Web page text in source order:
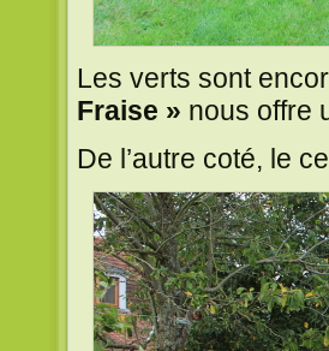
Les verts sont
Fraise » nous offre
De l’autre coté, le